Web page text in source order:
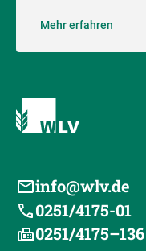
Mehr erfahren
info@wlv.de
0251/4175-01
0251/4175–136